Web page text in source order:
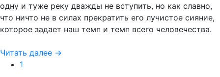
одну и туже реку дважды не вступить, но как славно,
что ничто не в силах прекратить его лучистое сияние,
которое задает наш темп и темп всего человечества.
Читать далее →
1